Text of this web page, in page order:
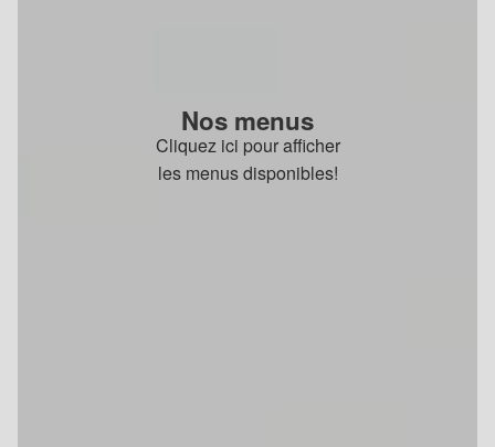
Nos menus
Cliquez ici pour afficher
les menus disponibles!